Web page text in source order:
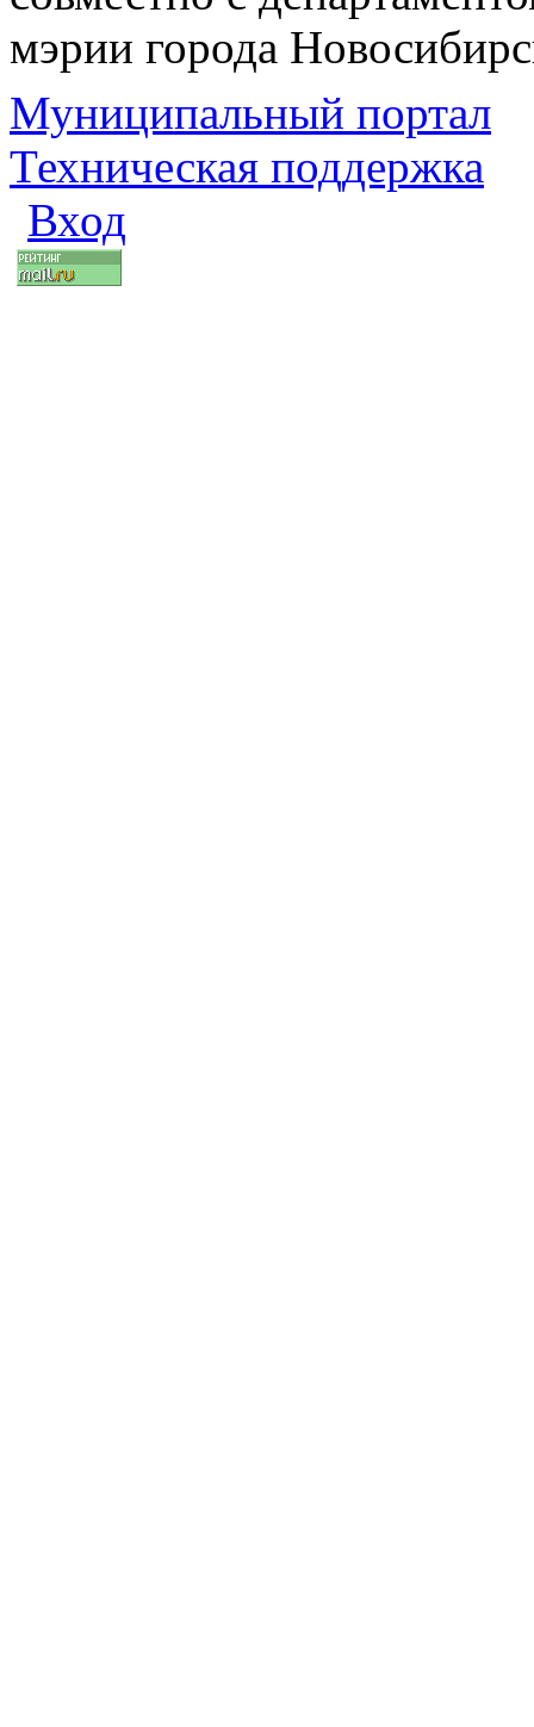
мэрии города
Муниципальный портал
Техническая поддержка
Вход